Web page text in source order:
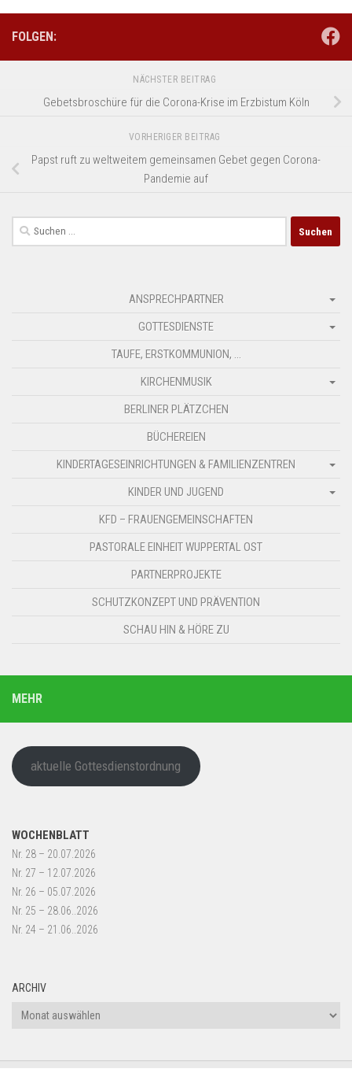
FOLGEN:
NÄCHSTER BEITRAG
Gebetsbroschüre für die Corona-Krise im Erzbistum Köln
VORHERIGER BEITRAG
Papst ruft zu weltweitem gemeinsamen Gebet gegen Corona-
Pandemie auf
Suchen
nach:
ANSPRECHPARTNER
GOTTESDIENSTE
TAUFE, ERSTKOMMUNION, …
KIRCHENMUSIK
BERLINER PLÄTZCHEN
BÜCHEREIEN
KINDERTAGESEINRICHTUNGEN & FAMILIENZENTREN
KINDER UND JUGEND
KFD – FRAUENGEMEINSCHAFTEN
PASTORALE EINHEIT WUPPERTAL OST
PARTNERPROJEKTE
SCHUTZKONZEPT UND PRÄVENTION
SCHAU HIN & HÖRE ZU
MEHR
aktuelle Gottesdienstordnung
WOCHENBLATT
Nr. 28 – 20.07.2026
Nr. 27 – 12.07.2026
Nr. 26 – 05.07.2026
Nr. 25 – 28.06..2026
Nr. 24 – 21.06..2026
ARCHIV
Archiv